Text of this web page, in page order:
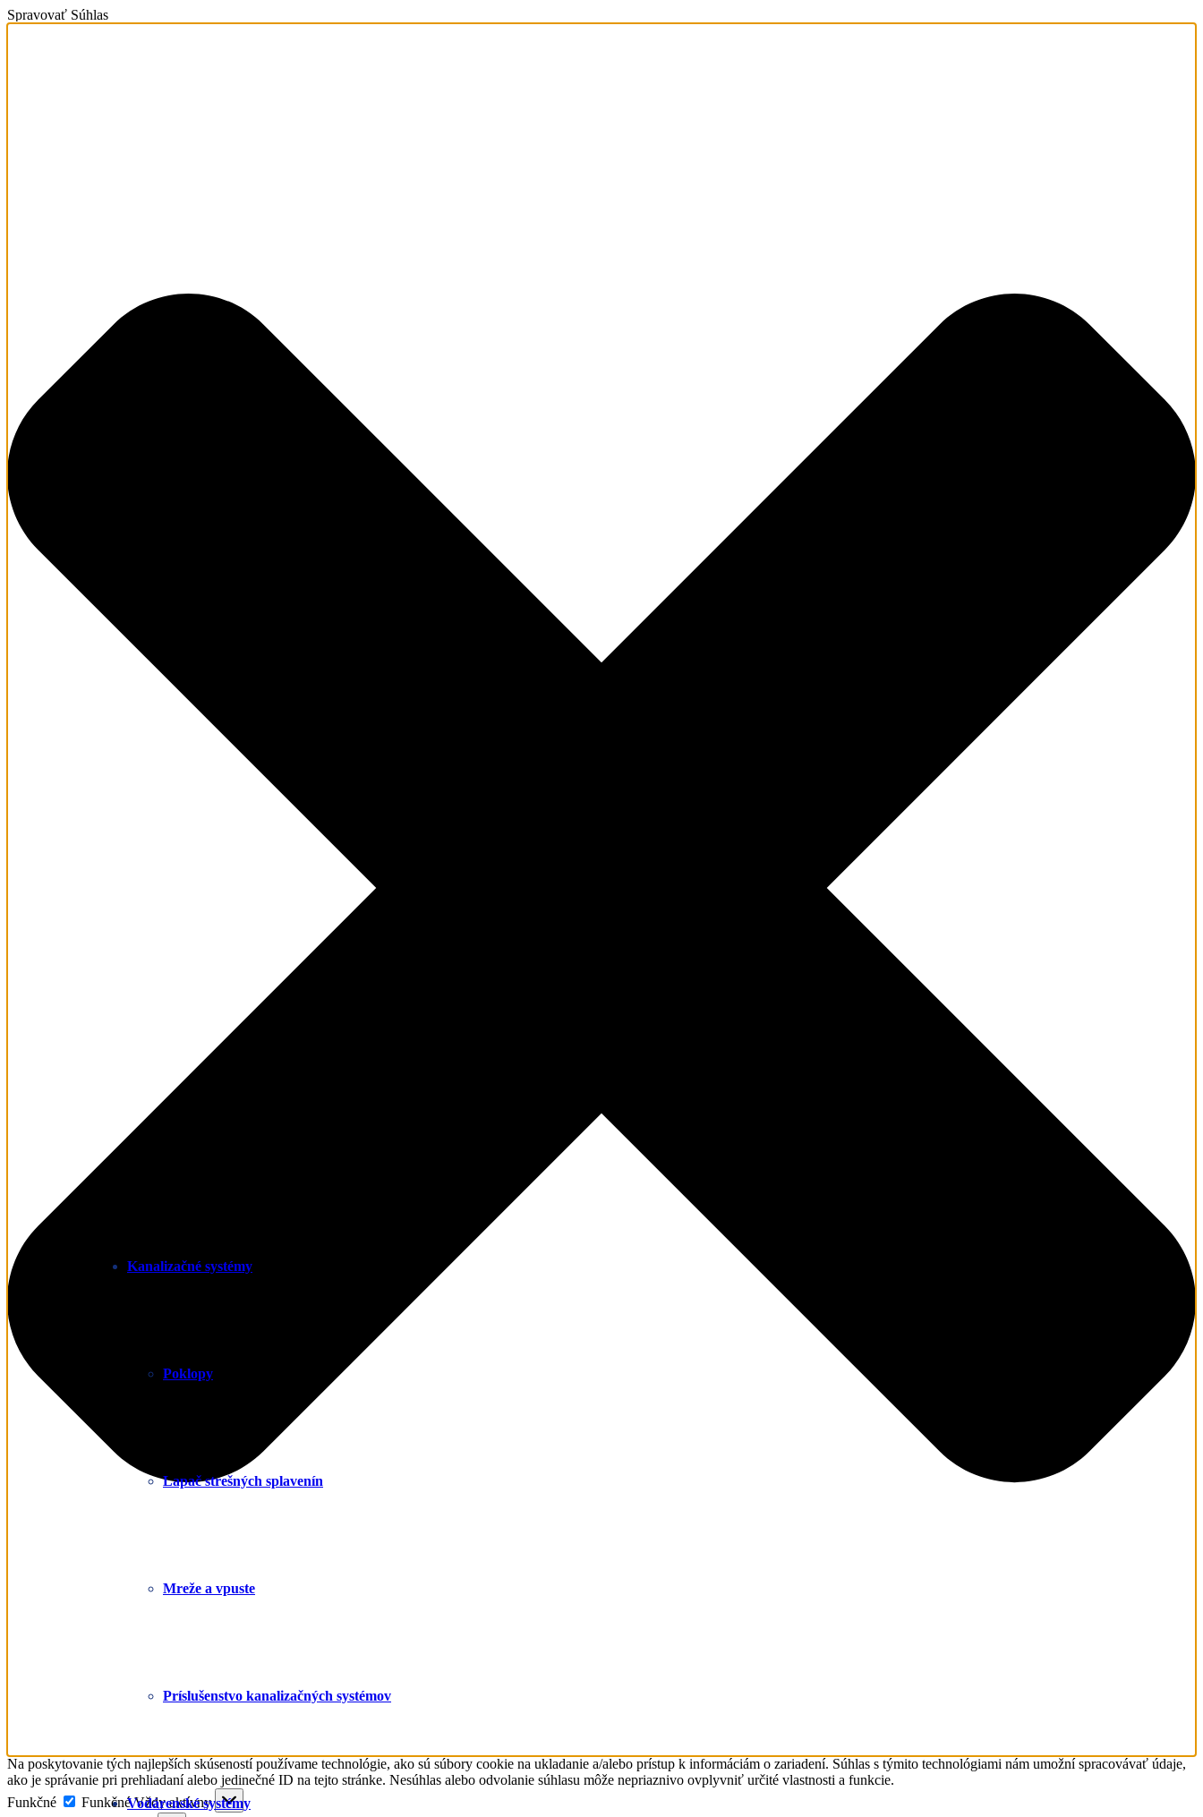
Spravovať Súhlas
Na poskytovanie tých najlepších skúseností používame technológie, ako sú súbory cookie na ukladanie a/alebo prístup k informáciám o zariadení. Súhlas s týmito technológiami nám umožní spracovávať údaje,
ako je správanie pri prehliadaní alebo jedinečné ID na tejto stránke. Nesúhlas alebo odvolanie súhlasu môže nepriaznivo ovplyvniť určité vlastnosti a funkcie.
Funkčné
Funkčné Vždy aktívny
Kanalizačné systémy
Poklopy
Lapač strešných splavenín
Mreže a vpuste
Príslušenstvo kanalizačných systémov
Vodárenské systémy